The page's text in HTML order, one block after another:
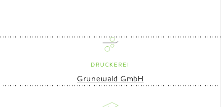
DRUCKEREI
Grunewald GmbH